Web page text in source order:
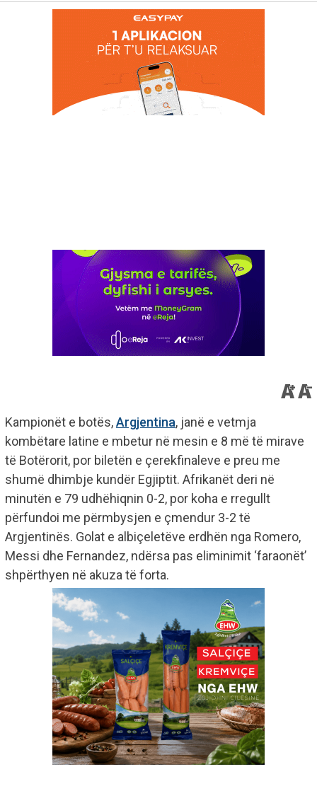
Kampionët e botës,Argjentina, janë e vetmja
kombëtare latine e mbetur në mesin e 8 më të mirave
të Botërorit, por biletën e çerekfinaleve e preu me
shumë dhimbje kundër Egjiptit. Afrikanët deri në
minutën e 79 udhëhiqnin 0-2, por koha e rregullt
përfundoi me përmbysjen e çmendur 3-2 të
Argjentinës. Golat e albiçeletëve erdhën nga Romero,
Messi dhe Fernandez, ndërsa pas eliminimit ‘faraonët’
shpërthyen në akuza të forta.